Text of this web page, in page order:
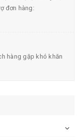
đơn hàng:
hàng gặp khó khăn